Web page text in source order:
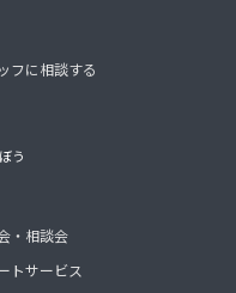
フに相談する
う
・相談会
トサービス